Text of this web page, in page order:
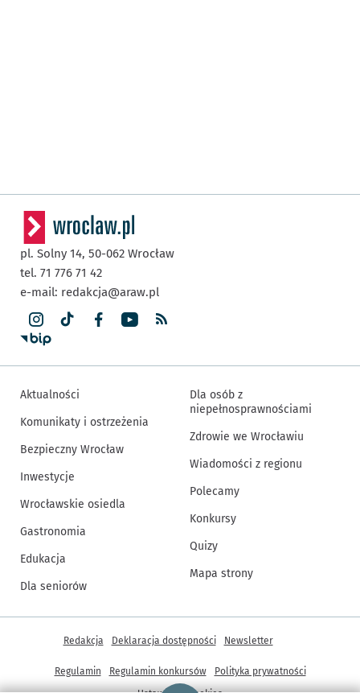
pl. Solny 14, 50-062 Wrocław
tel. 71 776 71 42
e-mail: redakcja@araw.pl
Aktualności
Komunikaty i ostrzeżenia
Bezpieczny Wrocław
Inwestycje
Wrocławskie osiedla
Gastronomia
Edukacja
Dla seniorów
Dla osób z
niepełnosprawnościami
Zdrowie we Wrocławiu
Wiadomości z regionu
Polecamy
Konkursy
Quizy
Mapa strony
Inne informacje
Redakcja Deklaracja dostępności Newsletter
Regulamin Regulamin konkursów
Polityka prywatności